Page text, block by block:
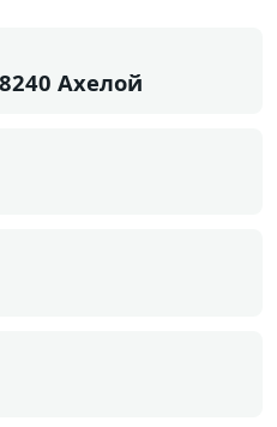
Ахелой